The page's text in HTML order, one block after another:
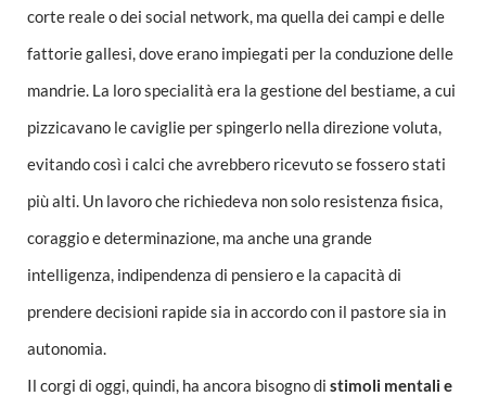
corte reale o dei social network, ma quella dei campi e delle
fattorie gallesi, dove erano impiegati per la conduzione delle
mandrie. La loro specialità era la gestione del bestiame, a cui
pizzicavano le caviglie per spingerlo nella direzione voluta,
evitando così i calci che avrebbero ricevuto se fossero stati
più alti. Un lavoro che richiedeva non solo resistenza fisica,
coraggio e determinazione, ma anche una grande
intelligenza, indipendenza di pensiero e la capacità di
prendere decisioni rapide sia in accordo con il pastore sia in
autonomia.
Il corgi di oggi, quindi, ha ancora bisogno di stimoli mentali e